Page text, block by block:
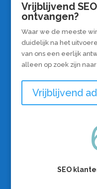
Vrijblijvend
ontvangen?
Waar we de meeste
duidelijk na het
van ons een eerlijk
alleen op zoek zijn
Vrijblijvend
SEO